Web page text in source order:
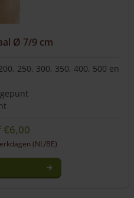
Ø 7/9 cm
250, 300, 350, 400, 500 en
€6,00
(NL/BE)